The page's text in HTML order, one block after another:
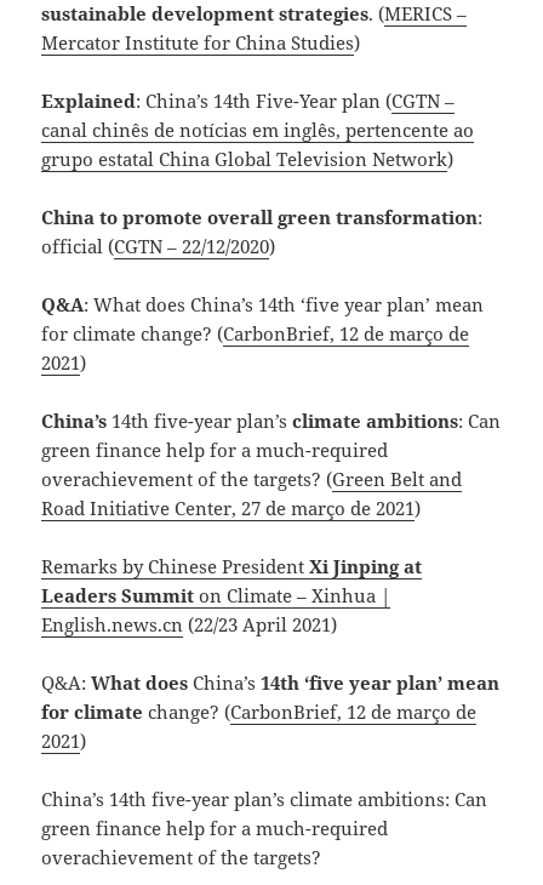
sustainable development strategies. (MERICS –
Mercator Institute for China Studies)
Explained: China’s 14th Five-Year plan (CGTN –
canal chinês de notícias em inglês, pertencente ao
grupo estatal China Global Television Network)
China to promote overall green transformation:
official (CGTN – 22/12/2020)
Q&A: What does China’s 14th ‘five year plan’ mean
for climate change? (CarbonBrief, 12 de março de
2021)
China’s 14th five-year plan’sclimate ambitions: Can
green finance help for a much-required
overachievement of the targets? (Green Belt and
Road Initiative Center, 27 de março de 2021)
Remarks by Chinese PresidentXi Jinping at
Leaders Summiton Climate – Xinhua |
English.news.cn (22/23 April 2021)
Q&A:What does China’s14th ‘five year plan’ mean
for climatechange? (CarbonBrief, 12 de março de
2021)
China’s 14th five-year plan’s climate ambitions: Can
green finance help for a much-required
overachievement of the targets?